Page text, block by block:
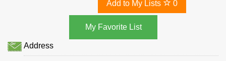
Add to My Lists 0
Address